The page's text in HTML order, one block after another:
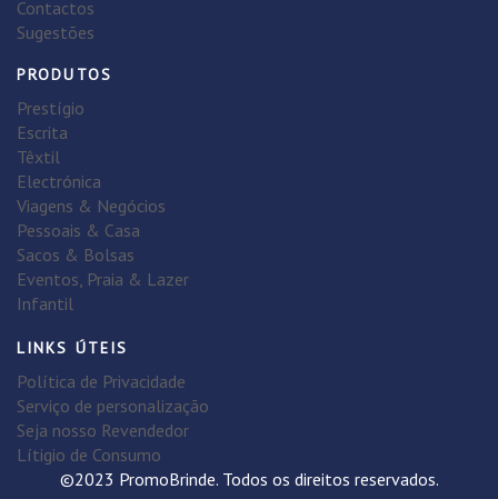
Contactos
Sugestões
PRODUTOS
Prestígio
Escrita
Têxtil
Electrónica
Viagens & Negócios
Pessoais & Casa
Sacos & Bolsas
Eventos, Praia & Lazer
Infantil
LINKS ÚTEIS
Política de Privacidade
Serviço de personalização
Seja nosso Revendedor
Lítigio de Consumo
©2023 PromoBrinde. Todos os direitos reservados.